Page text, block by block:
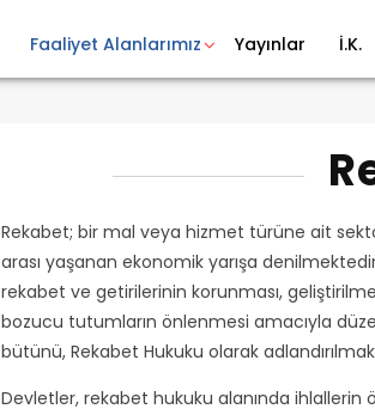
Faaliyet Alanlarımız Yayınlar İ.K.
Rekabet; bir mal veya hizmet türüne ait
arası yaşanan ekonomik yarışa
rekabet ve getirilerinin korunması,
bozucu tutumların önlenmesi amacıyla
bütünü, Rekabet Hukuku olarak
Devletler, rekabet hukuku alanında ihlallerin